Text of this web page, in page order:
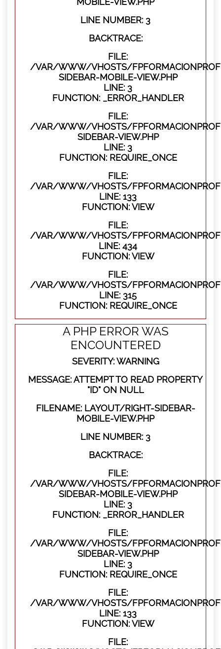
LINE NUMBER: 3
BACKTRACE:
FILE:
/VAR/WWW/VHOSTS/
SIDEBAR-MOBILE-VIEW.PHP
LINE: 3
FUNCTION: _ERROR_HANDLER
FILE:
/VAR/WWW/VHOSTS/
SIDEBAR-VIEW.PHP
LINE: 3
FUNCTION: REQUIRE_ONCE
FILE:
/VAR/WWW/VHOSTS/
LINE: 133
FUNCTION: VIEW
FILE:
/VAR/WWW/VHOSTS/
LINE: 434
FUNCTION: VIEW
FILE:
/VAR/WWW/VHOSTS/
LINE: 315
FUNCTION: REQUIRE_ONCE
A PHP ERROR WAS
ENCOUNTERED
SEVERITY: WARNING
MESSAGE: ATTEMPT TO READ PROPERTY
"ID" ON NULL
FILENAME: LAYOUT/RIGHT-SIDEBAR-
MOBILE-VIEW.PHP
LINE NUMBER: 3
BACKTRACE:
FILE:
/VAR/WWW/VHOSTS/
SIDEBAR-MOBILE-VIEW.PHP
LINE: 3
FUNCTION: _ERROR_HANDLER
FILE:
/VAR/WWW/VHOSTS/
SIDEBAR-VIEW.PHP
LINE: 3
FUNCTION: REQUIRE_ONCE
FILE:
/VAR/WWW/VHOSTS/
LINE: 133
FUNCTION: VIEW
FILE: